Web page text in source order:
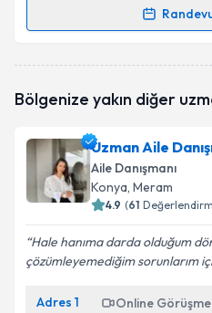
talebi oluşturun. Size bu
bilgilendireceğiz.
E-posta Adresiniz
Kişisel verilerimin
Metni'ni okudum ve
kapsamda işlenmesini
Bölgenize yakın diğer
Uzman Aile
Aile Danışmanı
Konya, Meram
4.9 (61
Hale hanıma darda olduğum
çözümleyemediğim sorunlarım
Adres 1 Online Görüşme